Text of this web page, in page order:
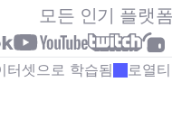
모든 인기 플랫
터셋으로 학습됨 로열